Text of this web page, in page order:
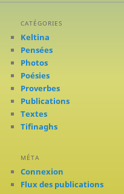
CATÉGORIES
Keltina
Pensées
Photos
Poésies
Proverbes
Publications
Textes
Tifinaghs
MÉTA
Connexion
Flux des publications